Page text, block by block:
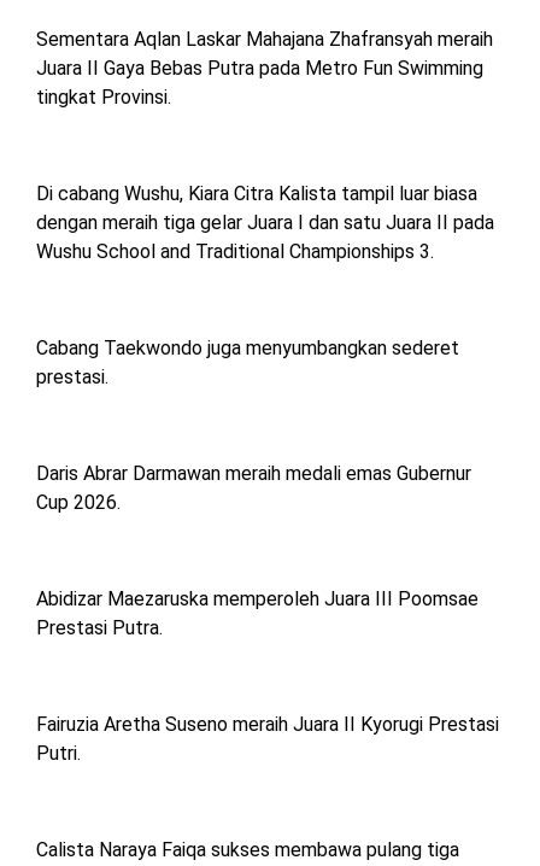
Sementara Aqlan Laskar Mahajana Zhafransyah meraih
Juara II Gaya Bebas Putra pada Metro Fun Swimming
tingkat Provinsi.
Di cabang Wushu, Kiara Citra Kalista tampil luar biasa
dengan meraih tiga gelar Juara I dan satu Juara II pada
Wushu School and Traditional Championships 3.
Cabang Taekwondo juga menyumbangkan sederet
prestasi.
Daris Abrar Darmawan meraih medali emas Gubernur
Cup 2026.
Abidizar Maezaruska memperoleh Juara III Poomsae
Prestasi Putra.
Fairuzia Aretha Suseno meraih Juara II Kyorugi Prestasi
Putri.
Calista Naraya Faiqa sukses membawa pulang tiga